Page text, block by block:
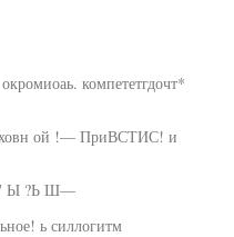
компететгдочт*
ховн ой !— ПриВСТИС! и
Ы ?Ь Ш—
ь силлогитм